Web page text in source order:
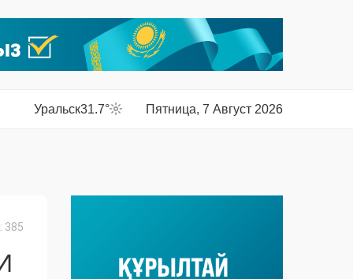
Уральск31.7° Пятница, 7 Август 2026
385